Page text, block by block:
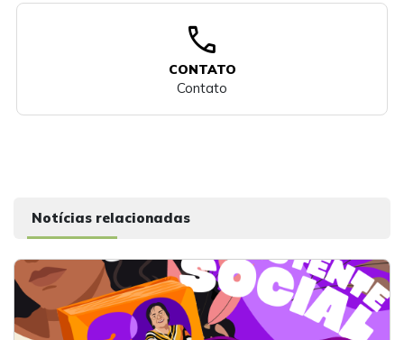
call
CONTATO
Contato
Notícias relacionadas